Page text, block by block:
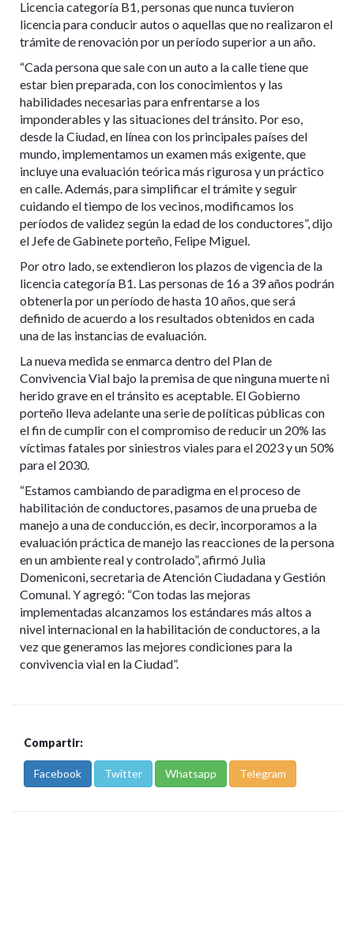
Licencia categoría B1, personas que nunca tuvieron
licencia para conducir autos o aquellas que no realizaron el
trámite de renovación por un período superior a un año.
“Cada persona que sale con un auto a la calle tiene que
estar bien preparada, con los conocimientos y las
habilidades necesarias para enfrentarse a los
imponderables y las situaciones del tránsito. Por eso,
desde la Ciudad, en línea con los principales países del
mundo, implementamos un examen más exigente, que
incluye una evaluación teórica más rigurosa y un práctico
en calle. Además, para simplificar el trámite y seguir
cuidando el tiempo de los vecinos, modificamos los
períodos de validez según la edad de los conductores”, dijo
el Jefe de Gabinete porteño, Felipe Miguel.
Por otro lado, se extendieron los plazos de vigencia de la
licencia categoría B1. Las personas de 16 a 39 años podrán
obtenerla por un período de hasta 10 años, que será
definido de acuerdo a los resultados obtenidos en cada
una de las instancias de evaluación.
La nueva medida se enmarca dentro del Plan de
Convivencia Vial bajo la premisa de que ninguna muerte ni
herido grave en el tránsito es aceptable. El Gobierno
porteño lleva adelante una serie de políticas públicas con
el fin de cumplir con el compromiso de reducir un 20% las
víctimas fatales por siniestros viales para el 2023 y un 50%
para el 2030.
“Estamos cambiando de paradigma en el proceso de
habilitación de conductores, pasamos de una prueba de
manejo a una de conducción, es decir, incorporamos a la
evaluación práctica de manejo las reacciones de la persona
en un ambiente real y controlado”, afirmó Julia
Domeniconi, secretaria de Atención Ciudadana y Gestión
Comunal. Y agregó: “Con todas las mejoras
implementadas alcanzamos los estándares más altos a
nivel internacional en la habilitación de conductores, a la
vez que generamos las mejores condiciones para la
convivencia vial en la Ciudad”.
Compartir:
Facebook Twitter Whatsapp Telegram